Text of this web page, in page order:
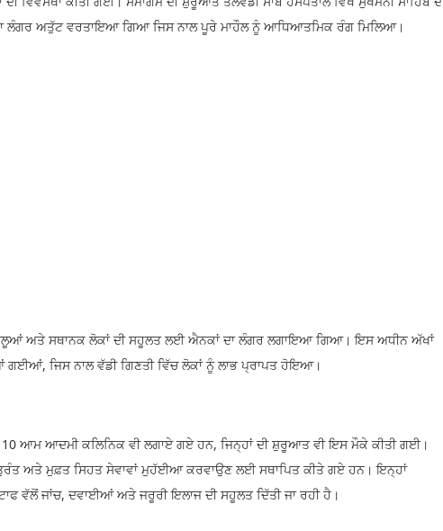
ਲੰਗਰ ਅਤੁੱਟ ਵਰਤਾਇਆ ਗਿਆ ਜਿਸ ਨਾਲ ਪੂਰੇ ਮਾਹੌਲ ਨੂੰ ਆਧਿਆਤਮਿਕ ਰੰਗ ਮਿਲਿਆ।
ਅਤੇ ਸਥਾਨਕ ਲੋਕਾਂ ਦੀ ਸਹੂਲਤ ਲਈ ਐਨਕਾਂ ਦਾ ਲੰਗਰ ਲਗਾਇਆ ਗਿਆ। ਇਸ ਅਧੀਨ ਅੱਖਾਂ
ਜਿਸ ਨਾਲ ਵੱਡੀ ਗਿਣਤੀ ਵਿੱਚ ਲੋਕਾਂ ਨੂੰ ਲਾਭ ਪ੍ਰਾਪਤ ਹੋਇਆ।
10 ਆਮ ਆਦਮੀ ਕਲਿਨਿਕ ਵੀ ਲਗਾਏ ਗਏ ਹਨ, ਜਿਨ੍ਹਾਂ ਦੀ ਸ਼ੁਰੂਆਤ ਵੀ ਇਸ ਮੌਕੇ ਕੀਤੀ ਗਈ।
ਅਤੇ ਮੁਫ਼ਤ ਸਿਹਤ ਸੇਵਾਵਾਂ ਮੁਹੱਈਆ ਕਰਵਾਉਣ ਲਈ ਸਥਾਪਿਤ ਕੀਤੇ ਗਏ ਹਨ। ਇਨ੍ਹਾਂ
ਵੱਲੋਂ ਜਾਂਚ, ਦਵਾਈਆਂ ਅਤੇ ਜਰੂਰੀ ਇਲਾਜ ਦੀ ਸਹੂਲਤ ਦਿੱਤੀ ਜਾ ਰਹੀ ਹੈ।